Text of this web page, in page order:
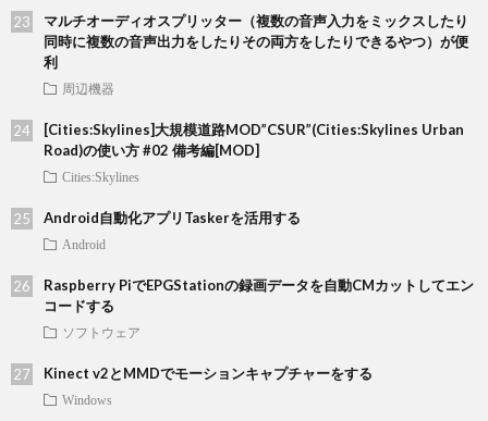
マルチオーディオスプリッター（複数の音声入力をミックスしたり
同時に複数の音声出力をしたりその両方をしたりできるやつ）が便
利
周辺機器
[Cities:Skylines]大規模道路MOD”CSUR”(Cities:Skylines Urban
Road)の使い方 #02 備考編[MOD]
Cities:Skylines
Android自動化アプリTaskerを活用する
Android
Raspberry PiでEPGStationの録画データを自動CMカットしてエン
コードする
ソフトウェア
Kinect v2とMMDでモーションキャプチャーをする
Windows